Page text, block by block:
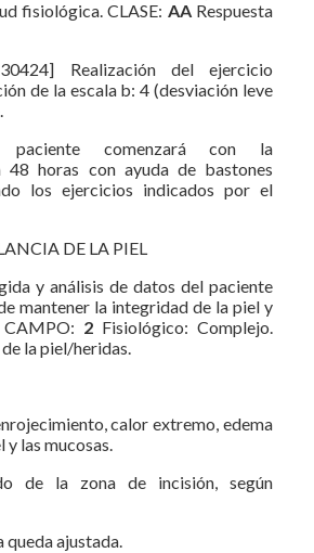
fisiológica. CLASE: AARespuesta
Realización del ejercicio
de la escala b: 4 (desviación leve
comenzará con la
48 horas con ayuda de bastones
los ejercicios indicados por el
DE LA PIEL
y análisis de datos del paciente
mantener la integridad de la piel y
2Fisiológico: Complejo.
la piel/heridas.
calor extremo, edema
y las mucosas.
de la zona de incisión, según
queda ajustada.